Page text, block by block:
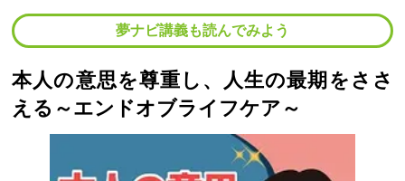
夢ナビ講義も読んでみよう
本人の意思を尊重し、人生の最期をささ
える～エンドオブライフケア～